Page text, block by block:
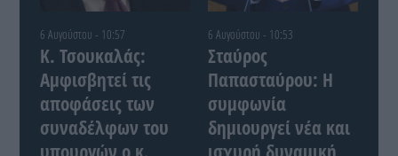
6 Αυγούστου - 10:57
Κ. Τσουκαλάς:
Αμφισβητεί τις
αποφάσεις των
συναδέλφων του
6 Αυγούστου - 10:53
Σταύρος
Παπασταύρου: Η
συμφωνία
δημιουργεί νέα και